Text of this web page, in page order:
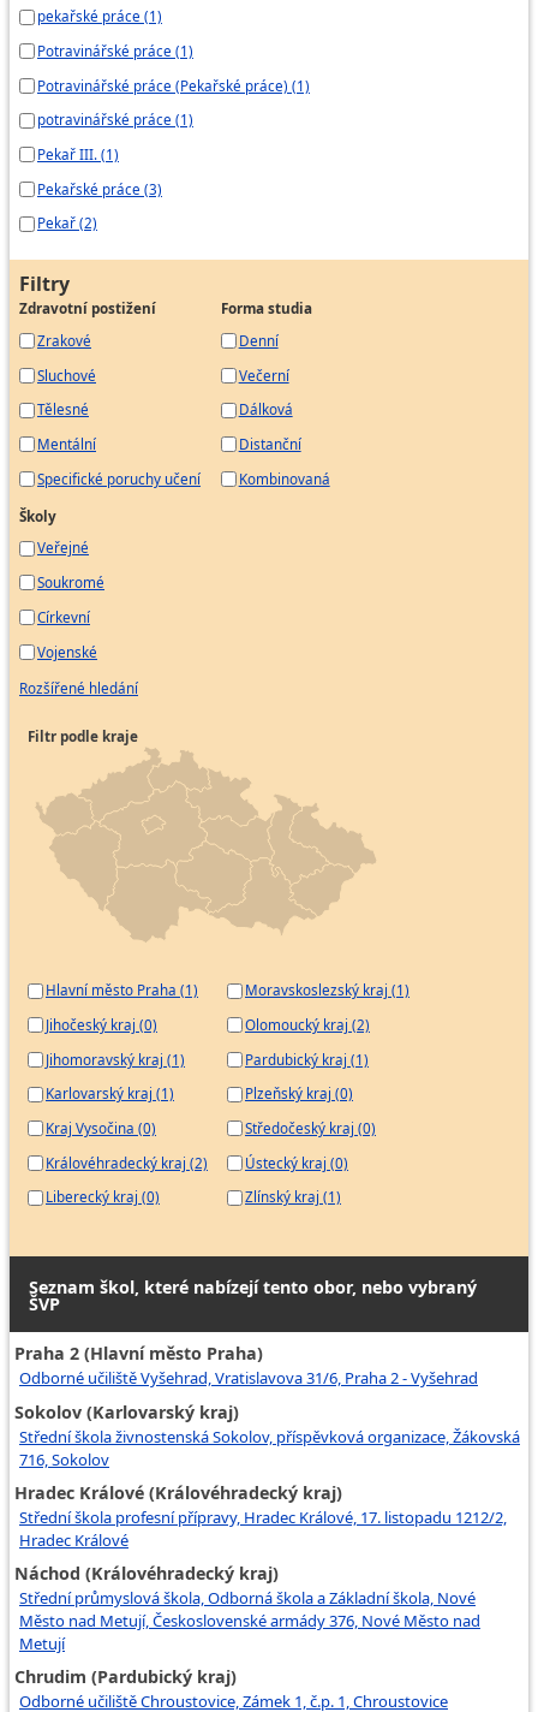
pekařské práce (1)
Potravinářské práce (1)
Potravinářské práce (Pekařské práce) (1)
potravinářské práce (1)
Pekař III. (1)
Pekařské práce (3)
Pekař (2)
Filtry
Zdravotní postižení
Zrakové
Sluchové
Tělesné
Mentální
Specifické poruchy učení
Forma studia
Denní
Večerní
Dálková
Distanční
Kombinovaná
Školy
Veřejné
Soukromé
Církevní
Vojenské
Rozšířené hledání
Filtr podle kraje
Hlavní město Praha (1)
Jihočeský kraj (0)
Jihomoravský kraj (1)
Karlovarský kraj (1)
Kraj Vysočina (0)
Královéhradecký kraj (2)
Liberecký kraj (0)
Moravskoslezský kraj (1)
Olomoucký kraj (2)
Pardubický kraj (1)
Plzeňský kraj (0)
Středočeský kraj (0)
Ústecký kraj (0)
Zlínský kraj (1)
Seznam škol, které nabízejí tento obor, nebo vybraný
ŠVP
Praha 2 (Hlavní město Praha)
Odborné učiliště Vyšehrad, Vratislavova 31/6, Praha 2 - Vyšehrad
Sokolov (Karlovarský kraj)
Střední škola živnostenská Sokolov, příspěvková organizace, Žákovská
716, Sokolov
Hradec Králové (Královéhradecký kraj)
Střední škola profesní přípravy, Hradec Králové, 17. listopadu 1212/2,
Hradec Králové
Náchod (Královéhradecký kraj)
Střední průmyslová škola, Odborná škola a Základní škola, Nové
Město nad Metují, Československé armády 376, Nové Město nad
Metují
Chrudim (Pardubický kraj)
Odborné učiliště Chroustovice, Zámek 1, č.p. 1, Chroustovice